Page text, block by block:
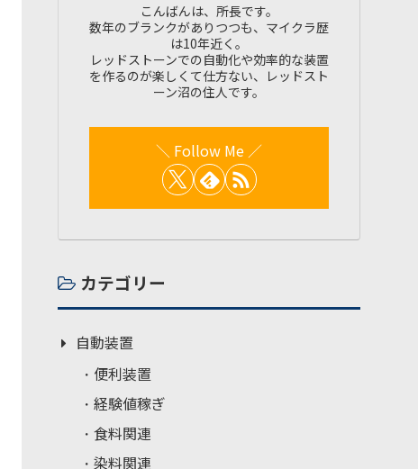
こんばんは、所長です。
数年のブランクがありつつも、マイクラ歴
は10年近く。
レッドストーンでの自動化や効率的な装置
を作るのが楽しくて仕方ない、レッドスト
ーン沼の住人です。
カテゴリー
自動装置
便利装置
経験値稼ぎ
食料関連
染料関連